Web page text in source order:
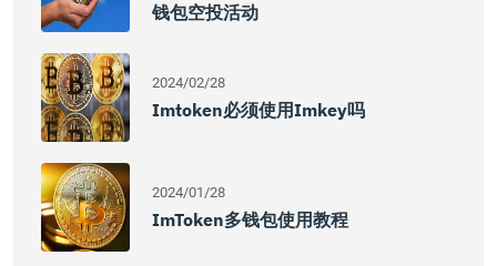
钱包空投活动
2024/02/28
Imtoken必须使用imkey吗
2024/01/28
ImToken多钱包使用教程